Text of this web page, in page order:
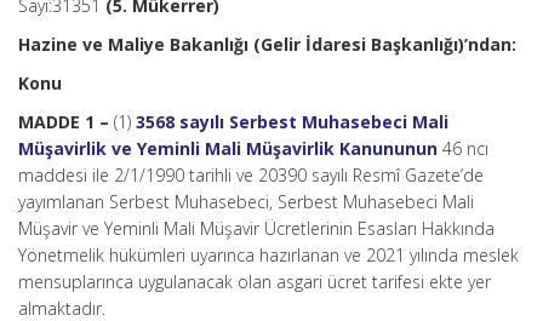
Sayı:31351 (5. Mükerrer)
Hazine ve Maliye Bakanlığı (Gelir İdaresi Başkanlığı)’ndan:
Konu
MADDE 1 – (1) 3568 sayılı Serbest Muhasebeci Mali
Müşavirlik ve Yeminli Mali Müşavirlik Kanununun 46 ncı
maddesi ile 2/1/1990 tarihli ve 20390 sayılı Resmî Gazete’de
yayımlanan Serbest Muhasebeci, Serbest Muhasebeci Mali
Müşavir ve Yeminli Mali Müşavir Ücretlerinin Esasları Hakkında
Yönetmelik hükümleri uyarınca hazırlanan ve 2021 yılında meslek
mensuplarınca uygulanacak olan asgari ücret tarifesi ekte yer
almaktadır.